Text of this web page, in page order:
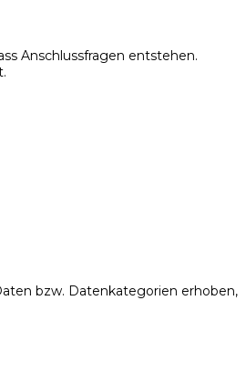
Anschlussfragen entstehen.
bzw. Datenkategorien erhoben,